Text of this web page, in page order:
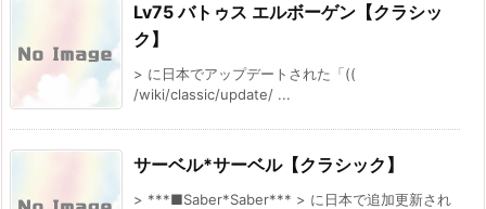
Lv75 バトゥス エルボーゲン【クラシッ
ク】
> に日本でアップデートされた「((
/wiki/classic/update/ ...
サーベル*サーベル【クラシック】
> ***■Saber*Saber*** > に日本で追加更新され